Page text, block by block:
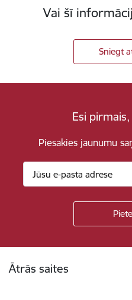
Vai šī
Sniegt
Esi
Piesakies jaunumu
Ātrās saites